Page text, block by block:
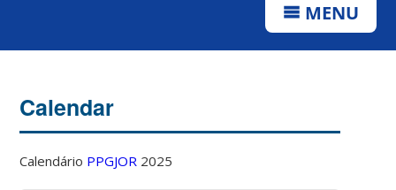
MENU
Calendar
Calendário PPGJOR 2025
04:00
05:00